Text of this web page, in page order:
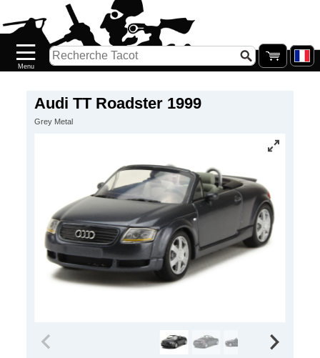
Audi TT Roadster 1999
Grey Metal
Nouveautés
Catalogue/Stock